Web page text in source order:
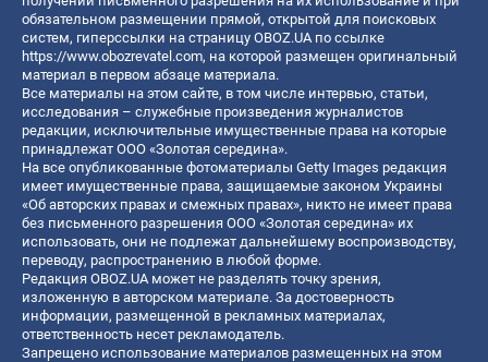
обязательном размещении прямой, открытой для поисковых
систем, гиперссылки на страницу OBOZ.UA по ссылке
https://www.obozrevatel.com, на которой размещен оригинальный
материал в первом абзаце материала.
Все материалы на этом сайте, в том числе интервью, статьи,
исследования – служебные произведения журналистов
редакции, исключительные имущественные права на которые
принадлежат ООО «Золотая середина».
На все опубликованные фотоматериалы Getty Images редакция
имеет имущественные права, защищаемые законом Украины
«Об авторских правах и смежных правах», никто не имеет права
без письменного разрешения ООО «Золотая середина» их
использовать, они не подлежат дальнейшему воспроизводству,
переводу, распространению в любой форме.
Редакция OBOZ.UA может не разделять точку зрения,
изложенную в авторском материале. За достоверность
информации, размещенной в рекламных материалах,
ответственность несет рекламодатель.
Запрещено использование материалов размещенных на этом